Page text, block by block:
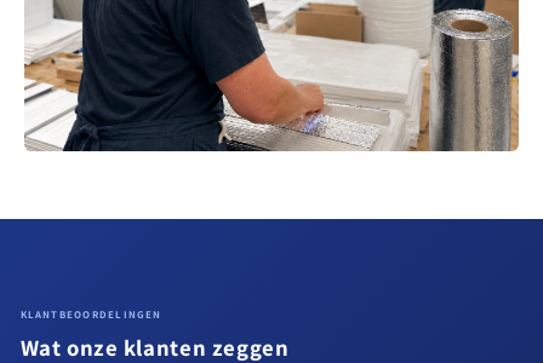
KLANTBEOORDELINGEN
Wat onze klanten zeggen